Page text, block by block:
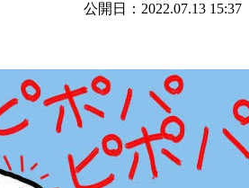
公開日：2022.07.13 15:37